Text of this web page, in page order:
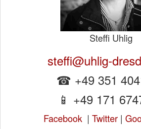
Steffi Uhlig
steffi@uhlig-
☎ +49 351
📱 +49 171
Facebook | Twitter |